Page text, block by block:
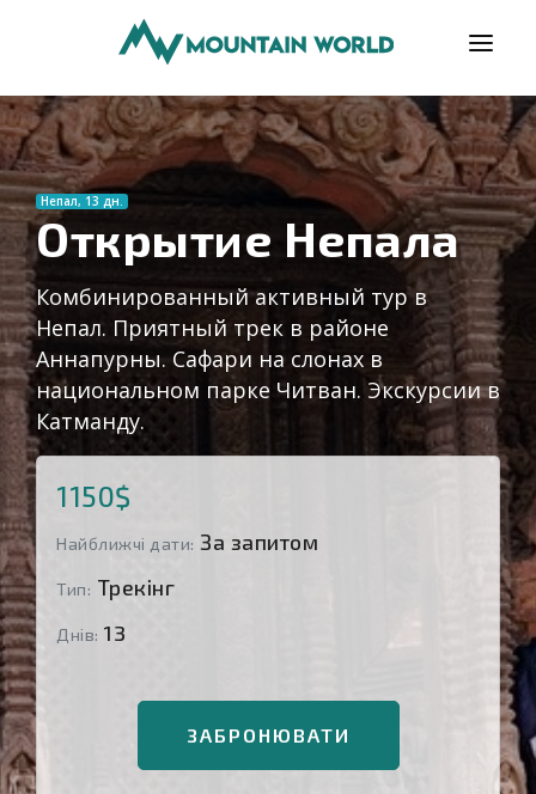
ПРОГРАМИ
ВІДГУКИ
КОРИСНО
ПРО НАС
КОНТАКТИ
Непал, 13 дн.
Открытие Непала
Комбинированный активный тур в
Непал. Приятный трек в районе
Аннапурны. Сафари на слонах в
национальном парке Читван. Экскурсии в
Катманду.
1150$
Найближчі дати: За запитом
Тип: Трекінг
Днів: 13
ЗАБРОНЮВАТИ